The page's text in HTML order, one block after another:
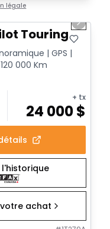
légale
Next
Touring
| GPS |
000 Km
+ tx
24 000$
achat